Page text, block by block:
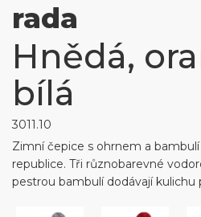
rada
Hnědá,
bílá
3011.10
Zimní čepice s ohrnem a
republice. Tři různobarevné
pestrou bambulí dodávají kulichu